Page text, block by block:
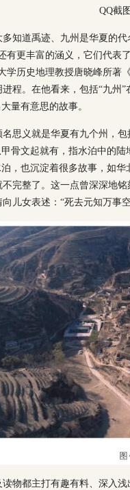
知道禹迹、九州是华夏的
更丰富的涵义，它们代表
学历史地理教授唐晓峰所著
程。在他看来，包括“九州
量有意思的故事。
思义就是华夏有九个州，
骨文起就有，指水泊中的
泊，也沉淀着很多故事，如
完整了。这一点曾深深地
儿女表述：“死去元知万事
物都主打有趣有料、深入